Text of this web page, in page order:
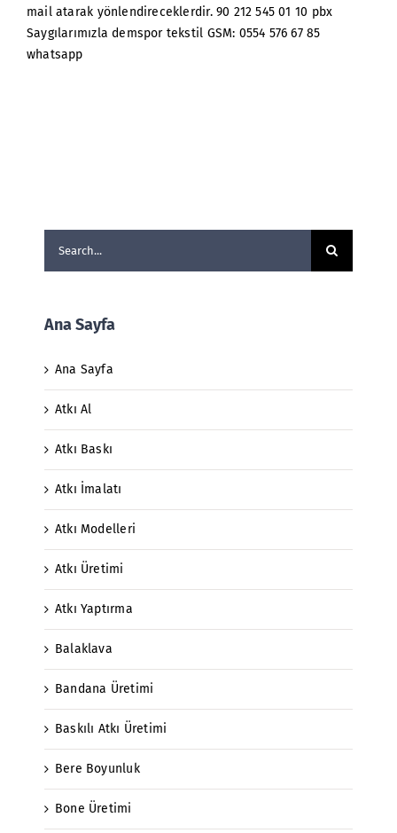
mail atarak yönlendireceklerdir. 90 212 545 01 10 pbx
Saygılarımızla demspor tekstil GSM: 0554 576 67 85
whatsapp
Ana Sayfa
Ana Sayfa
Atkı Al
Atkı Baskı
Atkı İmalatı
Atkı Modelleri
Atkı Üretimi
Atkı Yaptırma
Balaklava
Bandana Üretimi
Baskılı Atkı Üretimi
Bere Boyunluk
Bone Üretimi